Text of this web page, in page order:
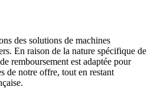
des solutions de machines
En raison de la nature spécifique de
remboursement est adaptée pour
de notre offre, tout en restant